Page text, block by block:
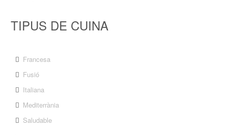
TIPUS DE CUINA
Francesa
Fusió
Italiana
Mediterrània
Saludable